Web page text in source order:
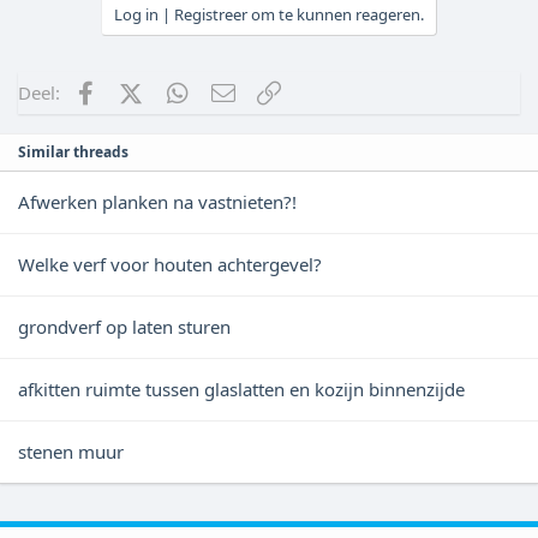
Log in | Registreer om te kunnen reageren.
Deel: FacebookX (Twitter)WhatsApp
E-mail
Similar threads
Afwerken planken na vastnieten?!
Welke verf voor houten achtergevel?
grondverf op laten sturen
afkitten ruimte tussen glaslatten en kozijn binnenzijde
stenen muur